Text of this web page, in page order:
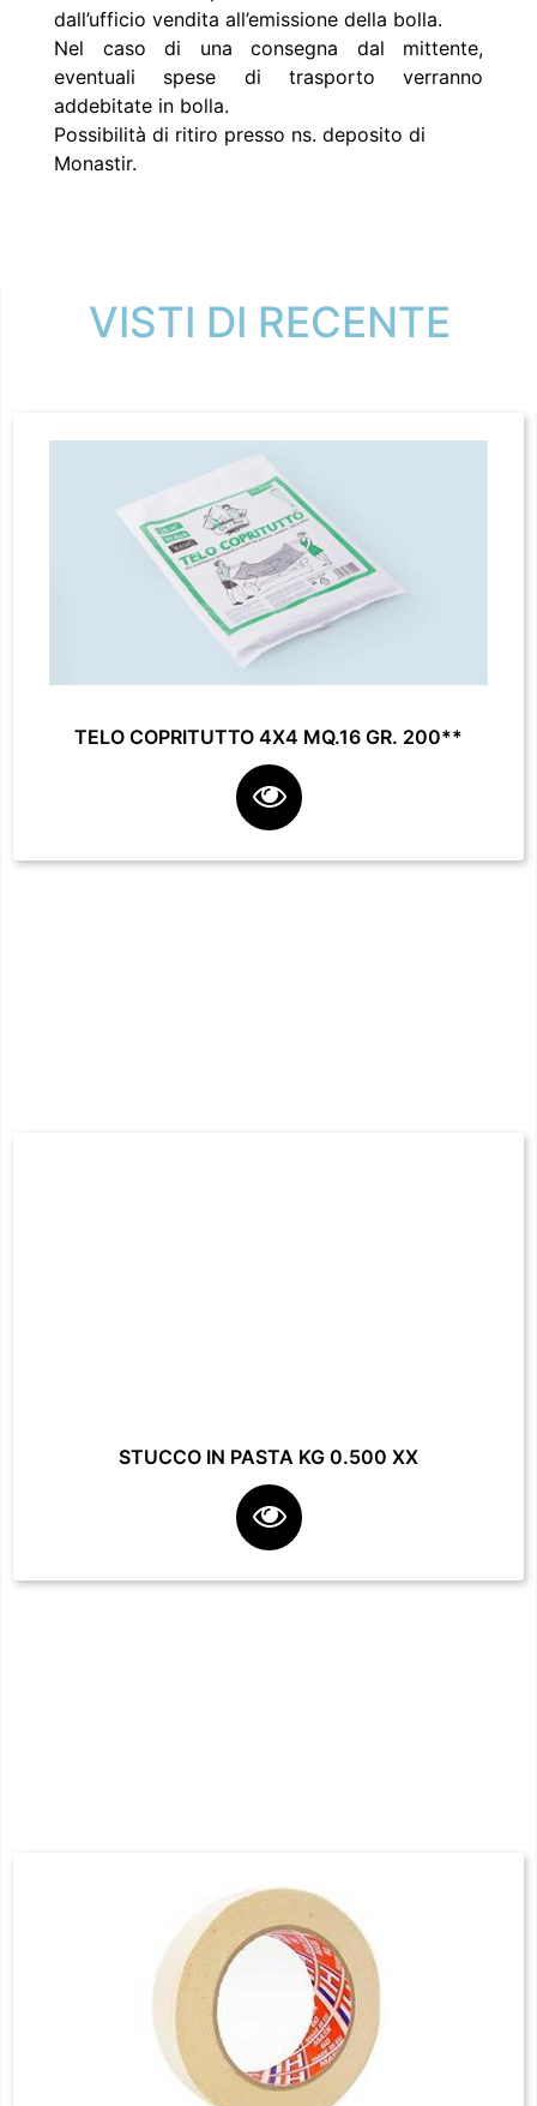
dall’ufficio vendita all’emissione della bolla.
Nel caso di una consegna dal mittente,
eventuali spese di trasporto verranno
addebitate in bolla.
Possibilità di ritiro presso ns. deposito di
Monastir.
VISTI DI RECENTE
TELO COPRITUTTO 4X4 MQ.16 GR. 200**
STUCCO IN PASTA KG 0.500 XX